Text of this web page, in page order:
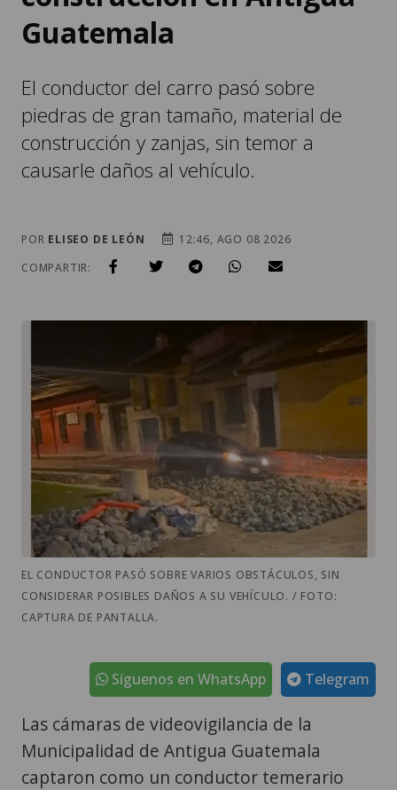
El conductor del carro pasó sobre
construcción y zanjas, sin temor a
causarle daños al vehículo.
EL CONDUCTOR PASÓ SOBRE VARIOS OBSTÁCULOS, SIN
CONSIDERAR POSIBLES DAÑOS A SU VEHÍCULO. / FOTO:
Síguenos en WhatsApp
Las cámaras de videovigilancia de la
Municipalidad de Antigua Guatemala
captaron como un conductor temerario
irrespetó las señales de una calle en
construcción y pasó encima de piedras,